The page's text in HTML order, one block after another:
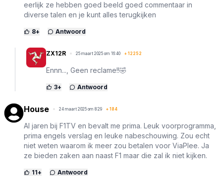
eerlijk ze hebben goed beeld goed commentaar in
diverse talen en je kunt alles terugkijken
8+ Antwoord
ZX12R 25 maart 2025 om 16:40 + 12252
Ennn..., Geen reclame!!🤣
3+ Antwoord
House 24 maart 2025 om 8:29 + 184
Al jaren bij F1TV en bevalt me prima. Leuk voorprogramma,
prima engels verslag en leuke nabeschouwing. Zou echt
niet weten waarom ik meer zou betalen voor ViaPlee. Ja
ze bieden zaken aan naast F1 maar die zal ik niet kijken.
11+ Antwoord